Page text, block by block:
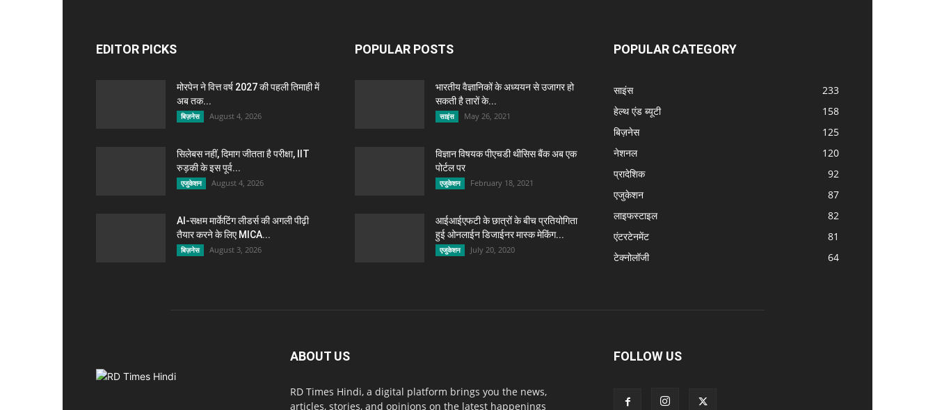
EDITOR PICKS
मोरपेन ने वित्त वर्ष 2027 की पहली तिमाही में
अब तक...
बिज़नेस August 4, 2026
सिलेबस नहीं, दिमाग जीतता है परीक्षा, IIT
रुड़की के इस पूर्व...
एजुकेशन August 4, 2026
AI-सक्षम मार्केटिंग लीडर्स की अगली पीढ़ी
तैयार करने के लिए MICA...
बिज़नेस August 3, 2026
POPULAR POSTS
भारतीय वैज्ञानिकों के अध्ययन से उजागर हो
सकती है तारों के...
साइंस May 26, 2021
विज्ञान विषयक पीएचडी थीसिस बैंक अब एक
पोर्टल पर
एजुकेशन February 18, 2021
आईआईएफटी के छात्रों के बीच प्रतियोगिता
हुई ओनलाईन डिजाईनर मास्क मेकिंग...
एजुकेशन July 20, 2020
POPULAR CATEGORY
साइंस
233
हेल्थ एंड ब्यूटी
158
बिज़नेस
125
नेशनल
120
प्रादेशिक
92
एजुकेशन
87
लाइफस्टाइल
82
एंटरटेनमेंट
81
टेक्नोलॉजी
64
ABOUT US
RD Times Hindi, a digital platform brings you the news,
articles, stories, and opinions on the latest happenings
FOLLOW US